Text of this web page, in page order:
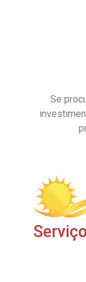
Se